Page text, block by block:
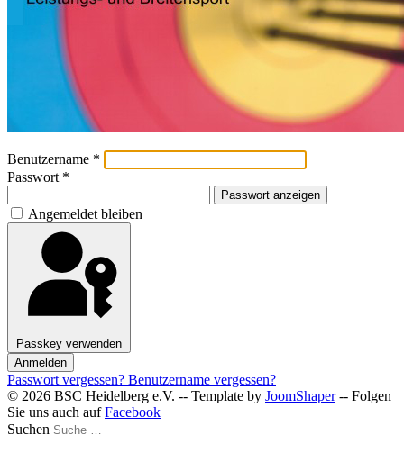
Benutzername *
Passwort *
Passwort anzeigen
Angemeldet bleiben
Passkey verwenden
Anmelden
Passwort vergessen? Benutzername vergessen?
© 2026 BSC Heidelberg e.V. -- Template by JoomShaper-- Folgen
Sie uns auch aufFacebook
Suchen